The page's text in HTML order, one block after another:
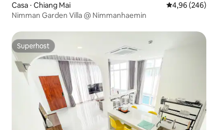
Casa ⋅ Chiang Mai 4,96 de uma
4,96 (246)
Nimman Garden Villa @ Nimmanhaemin
Superhost
Superhost